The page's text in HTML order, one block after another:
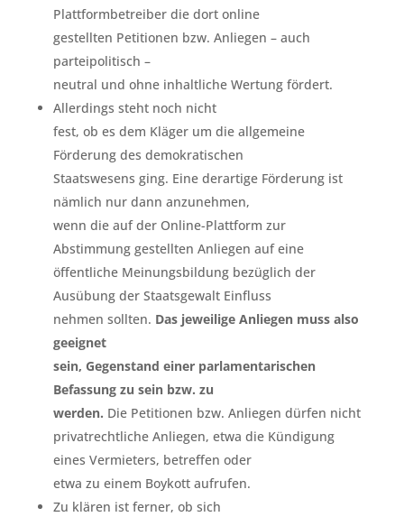
Plattformbetreiber die dort online
gestellten Petitionen bzw. Anliegen – auch
parteipolitisch –
neutral und ohne inhaltliche Wertung fördert.
Allerdings steht noch nicht
fest, ob es dem Kläger um die allgemeine
Förderung des demokratischen
Staatswesens ging. Eine derartige Förderung ist
nämlich nur dann anzunehmen,
wenn die auf der Online-Plattform zur
Abstimmung gestellten Anliegen auf eine
öffentliche Meinungsbildung bezüglich der
Ausübung der Staatsgewalt Einfluss
nehmen sollten. Das jeweilige Anliegen muss also
geeignet
sein, Gegenstand einer parlamentarischen
Befassung zu sein bzw. zu
werden. Die Petitionen bzw. Anliegen dürfen nicht
privatrechtliche Anliegen, etwa die Kündigung
eines Vermieters, betreffen oder
etwa zu einem Boykott aufrufen.
Zu klären ist ferner, ob sich